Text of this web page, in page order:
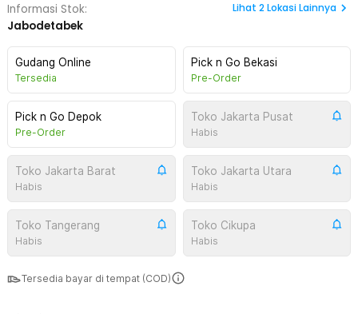
Informasi Stok:
Jabodetabek
Lihat 2Lokasi Lainnya
Gudang Online
Tersedia
Pick n Go Bekasi
Pre-Order
Pick n Go Depok
Pre-Order
Toko Jakarta Pusat
Habis
Toko Jakarta Barat
Habis
Toko Jakarta Utara
Habis
Toko Tangerang
Habis
Toko Cikupa
Habis
Tersedia bayar di tempat (COD)